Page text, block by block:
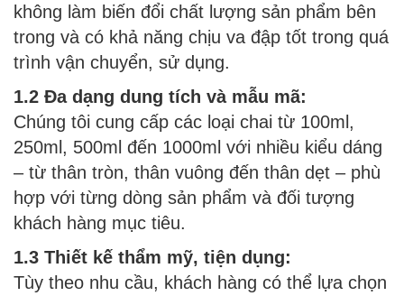
không làm biến đổi chất lượng sản phẩm bên
trong và có khả năng chịu va đập tốt trong quá
trình vận chuyển, sử dụng.
1.2 Đa dạng dung tích và mẫu mã:
Chúng tôi cung cấp các loại chai từ 100ml,
250ml, 500ml đến 1000ml với nhiều kiểu dáng
– từ thân tròn, thân vuông đến thân dẹt – phù
hợp với từng dòng sản phẩm và đối tượng
khách hàng mục tiêu.
1.3 Thiết kế thẩm mỹ, tiện dụng:
Tùy theo nhu cầu, khách hàng có thể lựa chọn